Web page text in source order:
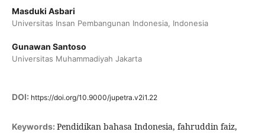
Masduki Asbari
Universitas Insan Pembangunan Indonesia, Indonesia
Gunawan Santoso
Universitas Muhammadiyah Jakarta
DOI: https://doi.org/10.9000/jupetra.v2i1.22
Keywords: Pendidikan bahasa Indonesia, fahruddin faiz,